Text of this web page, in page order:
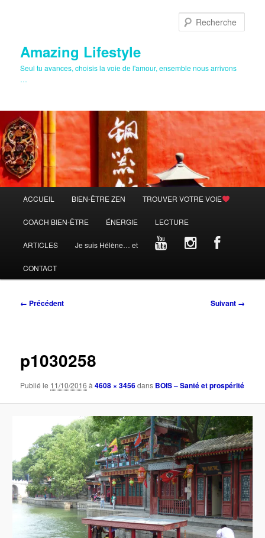
Amazing Lifestyle
Seul tu avances, choisis la voie de l'amour, ensemble nous arrivons
…
principal
ACCUEIL BIEN-ÊTRE ZEN TROUVER VOTRE VOIE
COACH BIEN-ÊTRE ÉNERGIE LECTURE
ARTICLES Je suis Hélène… et
CONTACT
Navigation
← Précédent Suivant →
p1030258
Publié le 11/10/2016 à4608 × 3456dans BOIS – Santé et prospérité